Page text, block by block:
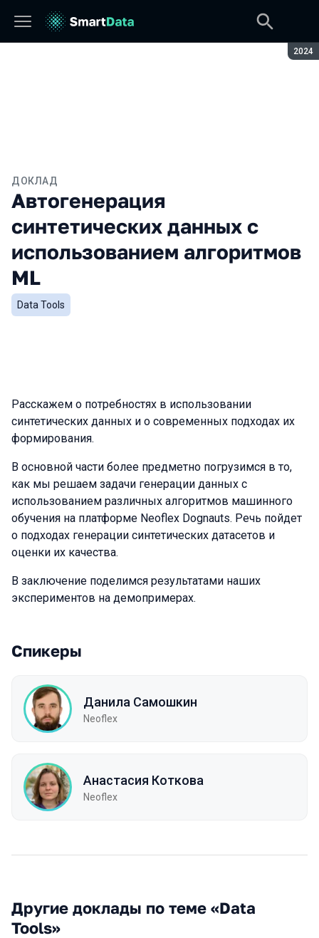
2024
ДОКЛАД
Автогенерация
синтетических данных с
использованием алгоритмов
ML
Data Tools
Расскажем о потребностях в использовании
синтетических данных и о современных подходах их
формирования.
В основной части более предметно погрузимся в то,
как мы решаем задачи генерации данных с
использованием различных алгоритмов машинного
обучения на платформе Neoflex Dognauts. Речь пойдет
о подходах генерации синтетических датасетов и
оценки их качества.
В заключение поделимся результатами наших
экспериментов на демопримерах.
Спикеры
Данила Самошкин
Neoflex
Анастасия Коткова
Neoflex
Другие доклады по теме «Data
Tools»